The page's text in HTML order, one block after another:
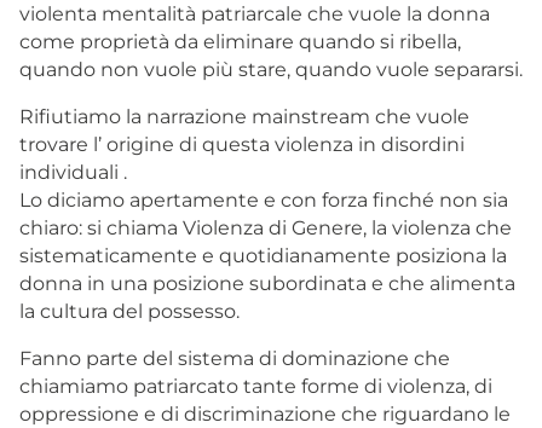
violenta mentalità patriarcale che vuole la donna
come proprietà da eliminare quando si ribella,
quando non vuole più stare, quando vuole separarsi.
Rifiutiamo la narrazione mainstream che vuole
trovare l’ origine di questa violenza in disordini
individuali .
Lo diciamo apertamente e con forza finché non sia
chiaro: si chiama Violenza di Genere, la violenza che
sistematicamente e quotidianamente posiziona la
donna in una posizione subordinata e che alimenta
la cultura del possesso.
Fanno parte del sistema di dominazione che
chiamiamo patriarcato tante forme di violenza, di
oppressione e di discriminazione che riguardano le